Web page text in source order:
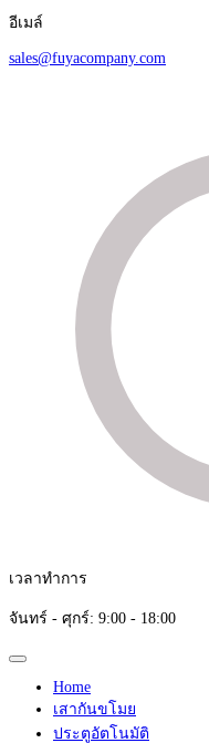
อีเมล์
sales@fuyacompany.com
เวลาทำการ
จันทร์ - ศุกร์: 9:00 - 18:00
Home
เสากันขโมย
ประตูอัตโนมัติ